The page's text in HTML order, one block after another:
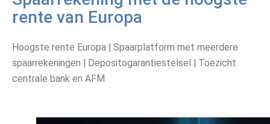
rente van Europa
Hoogste rente Europa | Spaarplatform met meerdere
spaarrekeningen | Depositogarantiestelsel | Toezicht
centrale bank en AFM